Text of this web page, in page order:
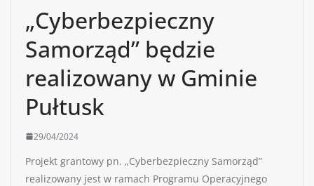
„Cyberbezpieczny
Samorząd” będzie
realizowany w Gminie
Pułtusk
29/04/2024
Projekt grantowy pn. „Cyberbezpieczny Samorząd”
realizowany jest w ramach Programu Operacyjnego